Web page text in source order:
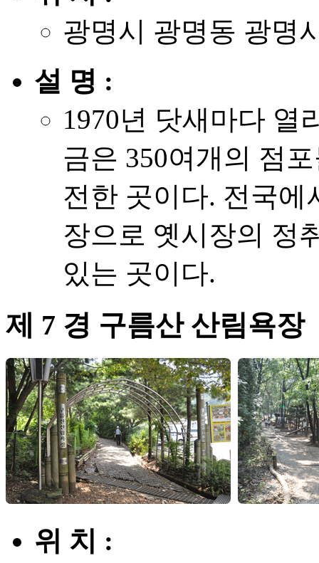
광명시 광명동 광명
설 명 :
1970년 닷새마다 열
금은 350여개의 점
전한 곳이다. 전국에
장으로 옛시장의 정
있는 곳이다.
제 7 경 구름산 산림욕장
위 치 :